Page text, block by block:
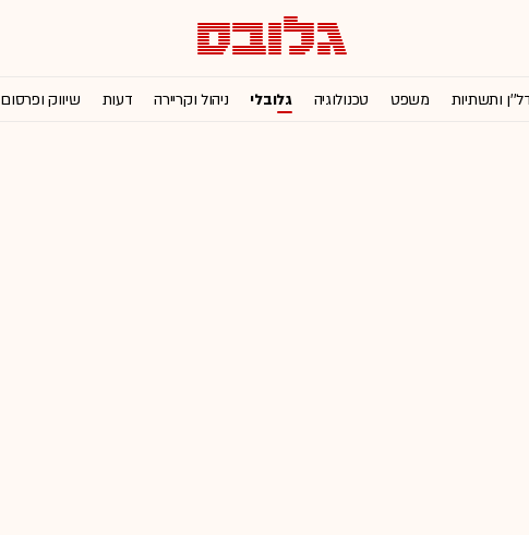
ותשתיות משפט טכנולוגיה גלובלי ניהול וקריירה דעות שיווק ופרסום